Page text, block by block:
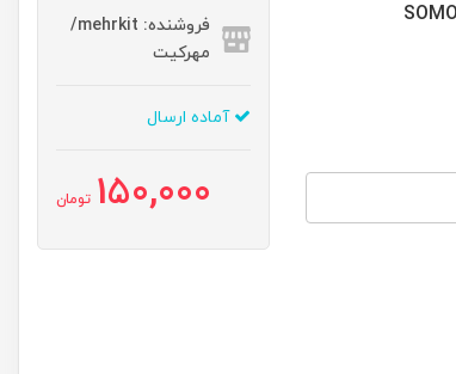
فروشنده: mehrkit/
مهرکیت
آماده ارسال
150,000 تومان